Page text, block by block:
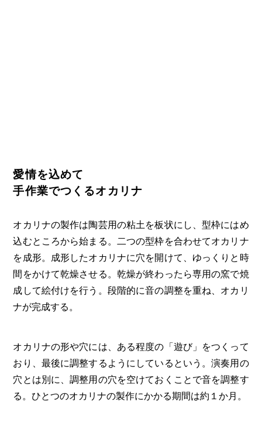
愛情を込めて
手作業でつくるオカリナ
オカリナの製作は陶芸用の粘土を板状にし、型枠にはめ
込むところから始まる。二つの型枠を合わせてオカリナ
を成形。成形したオカリナに穴を開けて、ゆっくりと時
間をかけて乾燥させる。乾燥が終わったら専用の窯で焼
成して絵付けを行う。段階的に音の調整を重ね、オカリ
ナが完成する。
オカリナの形や穴には、ある程度の「遊び」をつくって
おり、最後に調整するようにしているという。演奏用の
穴とは別に、調整用の穴を空けておくことで音を調整す
る。ひとつのオカリナの製作にかかる期間は約１か月。